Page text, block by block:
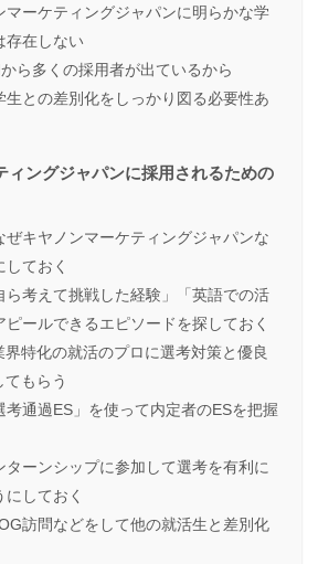
マーケティングジャパンに明らかな学
存在しない
ら多くの採用者が出ているから
生との差別化をしっかり図る必要性あ
ィングジャパンに採用されるための
キヤノンマーケティングジャパンな
ておく
考えて挑戦した経験」「英語での活
ールできるエピソードを探しておく
特化の就活のプロに選考対策と優良
もらう
通過ES」を使って内定者のESを把握
ーンシップに参加して選考を有利に
しておく
訪問などをして他の就活生と差別化